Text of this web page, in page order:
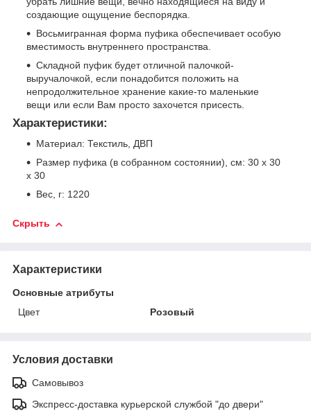
создающие ощущение беспорядка.
Восьмигранная форма пуфика обеспечивает особую
вместимость внутреннего пространства.
Складной пуфик будет отличной палочкой-
выручалочкой, если понадобится положить на
непродолжительное хранение какие-то маленькие
вещи или если Вам просто захочется присесть.
Характеристики:
Материал: Текстиль, ДВП
Размер пуфика (в собранном состоянии), см: 30 х 30
х 30
Вес, г: 1220
Скрыть
Характеристики
Основные атрибуты
Цвет
Розовый
Условия доставки
Самовывоз
Экспресс-доставка курьерской службой "до двери"